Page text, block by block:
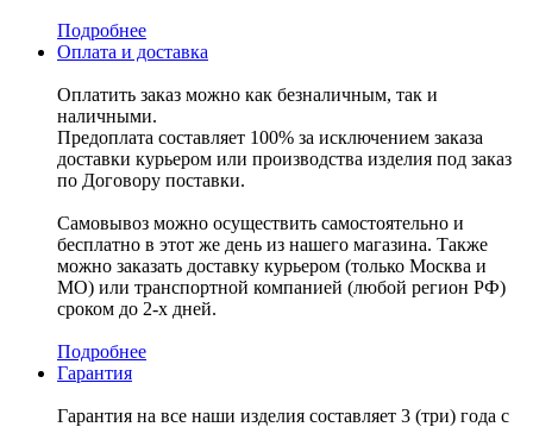
Подробнее
Оплата и доставка
Оплатить заказ можно как безналичным, так и
наличными.
Предоплата составляет 100% за исключением заказа
доставки курьером или производства изделия под заказ
по Договору поставки.
Самовывоз можно осуществить самостоятельно и
бесплатно в этот же день из нашего магазина. Также
можно заказать доставку курьером (только Москва и
МО) или транспортной компанией (любой регион РФ)
сроком до 2-х дней.
Подробнее
Гарантия
Гарантия на все наши изделия составляет 3 (три) года с